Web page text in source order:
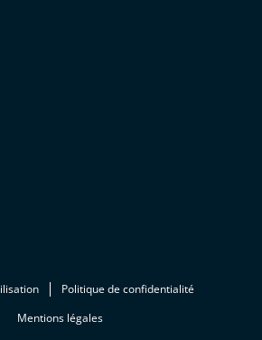
Politique de confidentialité
Mentions légales